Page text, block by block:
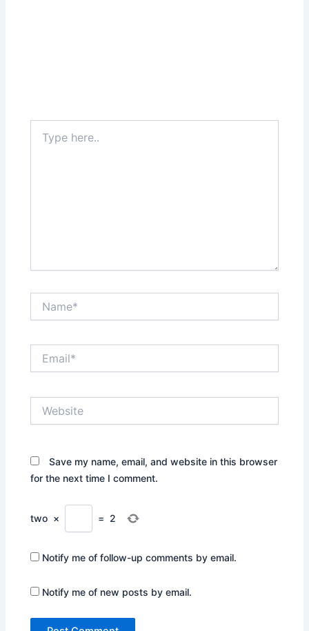
here..
Save my name, email, and website in this browser
for the next time I comment.
two × = 2
Notify me of follow-up comments by email.
Notify me of new posts by email.